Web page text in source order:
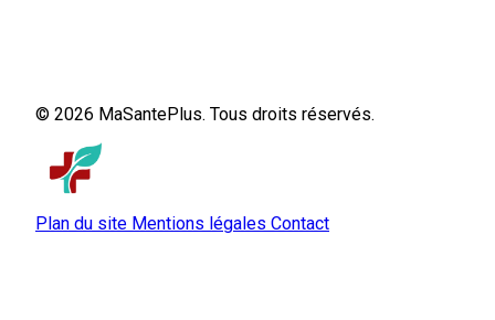
© 2026 MaSantePlus. Tous droits réservés.
Plan du site Mentions légales Contact